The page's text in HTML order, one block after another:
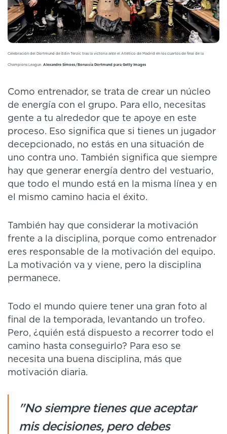
Celebración del Dortmund de Edin Terzic tras la victoria ante el Atlético de Madrid en los cuartos de final de la
Champions League. Alexandre Simoes/Borussia Dortmund para Getty Images
Como entrenador, se trata de crear un núcleo
de energía con el grupo. Para ello, necesitas
gente a tu alrededor que te apoye en este
proceso. Eso significa que si tienes un jugador
decepcionado, no estás en una situación de
uno contra uno. También significa que siempre
hay que generar energía dentro del vestuario,
que todo el mundo está en la misma línea y en
el mismo camino hacia el éxito.
También hay que considerar la motivación
frente a la disciplina, porque como entrenador
eres responsable de la motivación del equipo.
La motivación va y viene, pero la disciplina
permanece.
Todo el mundo quiere tener una gran foto al
final de la temporada, levantando un trofeo.
Pero, ¿quién está dispuesto a recorrer todo el
camino hasta conseguirlo? Para eso se
necesita una buena disciplina, más que
motivación diaria.
"No siempre tienes que aceptar
mis decisiones, pero debes